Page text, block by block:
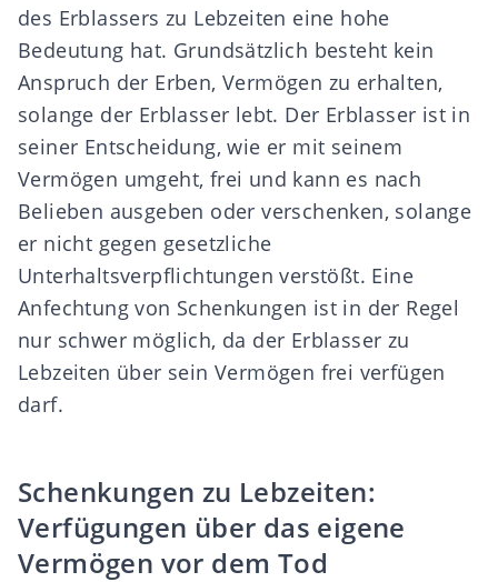
des Erblassers zu Lebzeiten eine hohe
Bedeutung hat. Grundsätzlich besteht kein
Anspruch der Erben, Vermögen zu erhalten,
solange der Erblasser lebt. Der Erblasser ist in
seiner Entscheidung, wie er mit seinem
Vermögen umgeht, frei und kann es nach
Belieben ausgeben oder verschenken, solange
er nicht gegen gesetzliche
Unterhaltsverpflichtungen verstößt. Eine
Anfechtung von Schenkungen ist in der Regel
nur schwer möglich, da der Erblasser zu
Lebzeiten über sein Vermögen frei verfügen
darf.
Schenkungen zu Lebzeiten:
Verfügungen über das eigene
Vermögen vor dem Tod